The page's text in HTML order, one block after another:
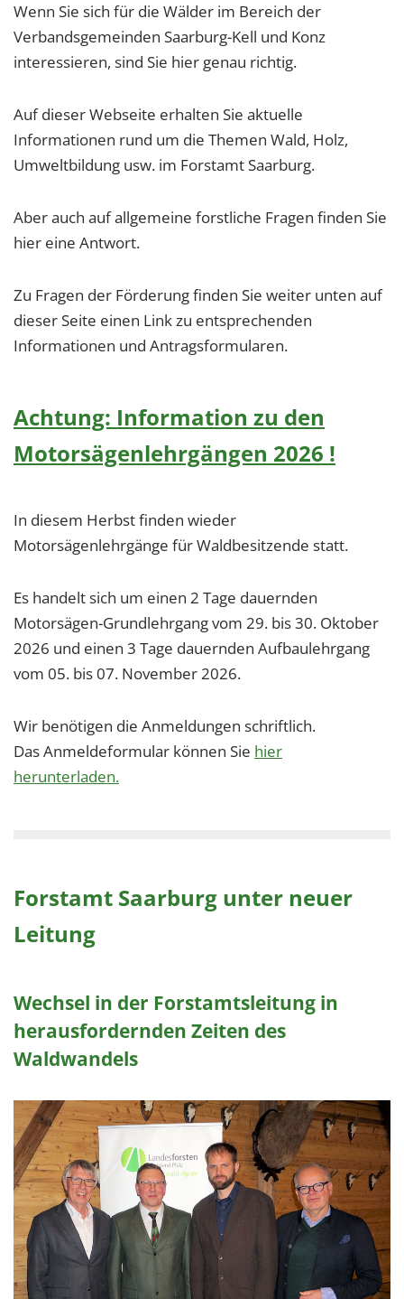
Wenn Sie sich für die Wälder im Bereich der
Verbandsgemeinden Saarburg-Kell und Konz
interessieren, sind Sie hier genau richtig.
Auf dieser Webseite erhalten Sie aktuelle
Informationen rund um die Themen Wald, Holz,
Umweltbildung usw. im Forstamt Saarburg.
Aber auch auf allgemeine forstliche Fragen finden Sie
hier eine Antwort.
Zu Fragen der Förderung finden Sie weiter unten auf
dieser Seite einen Link zu entsprechenden
Informationen und Antragsformularen.
Achtung: Information zu den
Motorsägenlehrgängen 2026 !
In diesem Herbst finden wieder
Motorsägenlehrgänge für Waldbesitzende statt.
Es handelt sich um einen 2 Tage dauernden
Motorsägen-Grundlehrgang vom 29. bis 30. Oktober
2026 und einen 3 Tage dauernden Aufbaulehrgang
vom 05. bis 07. November 2026.
Wir benötigen die Anmeldungen schriftlich.
Das Anmeldeformular können Sie hier
herunterladen.
Forstamt Saarburg unter neuer
Leitung
Wechsel in der Forstamtsleitung in
herausfordernden Zeiten des
Waldwandels
Dieser Cookie speichert die ausgewählten
Einverständnis-Optionen des Benutzers
Cookie Laufzeit:
EXTERNE MEDIEN
Plattformen anzeigen zu können, werden von
diesen externen Medien Cookies gesetzt.
Vimeo